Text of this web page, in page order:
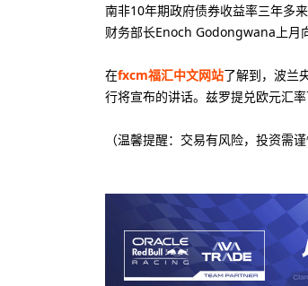
南非10年期政府债券收益率三年多
财务部长Enoch Godongwana上月
在fxcm福汇中文网站了解到，波兰
行将宣布的讲话。兹罗提兑欧元汇
（温馨提醒：交易有风险，投资需